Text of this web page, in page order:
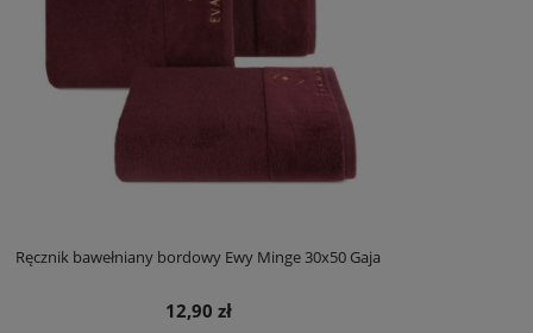
Ręcznik bawełniany bordowy Ewy Minge 30x50 Gaja
12,90 zł